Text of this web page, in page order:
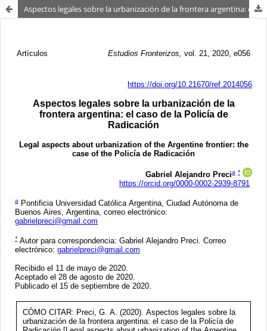
Aspectos legales sobre la urbanización de la frontera argentina: el caso de la Policía de Radicación